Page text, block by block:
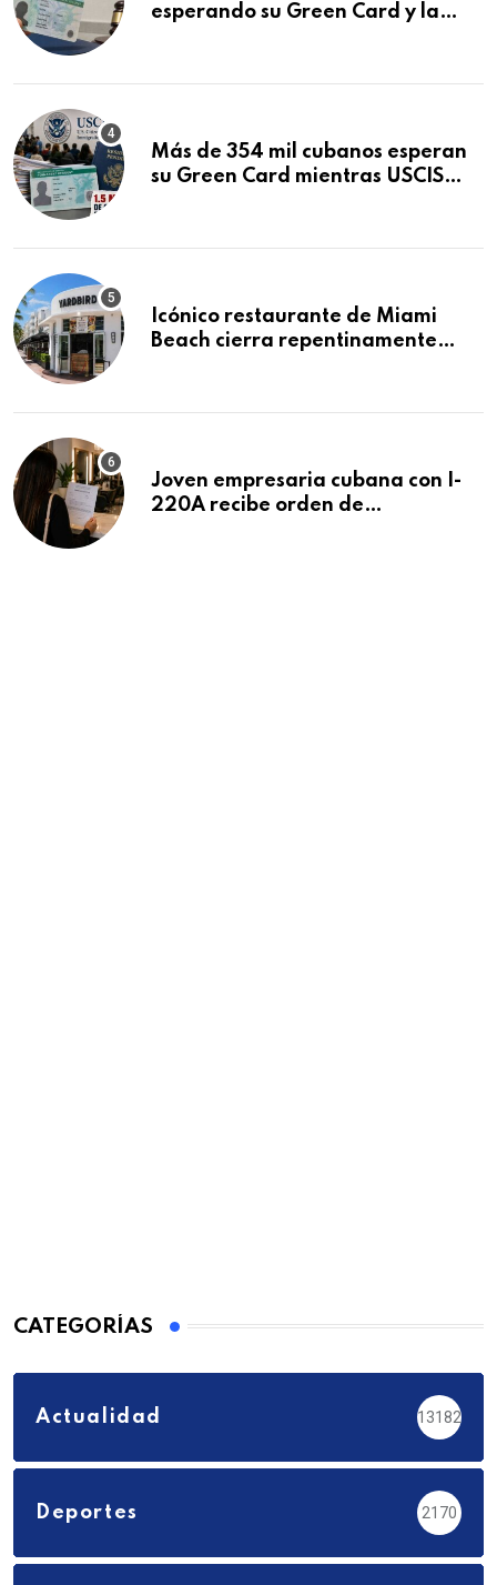
esperando su Green Card y la
Más de 354 mil cubanos esperan
su Green Card mientras USCIS
Icónico restaurante de Miami
Beach cierra repentinamente
Joven empresaria cubana con I-
220A recibe orden de
CATEGORÍAS
Actualidad 13182
Deportes 2170